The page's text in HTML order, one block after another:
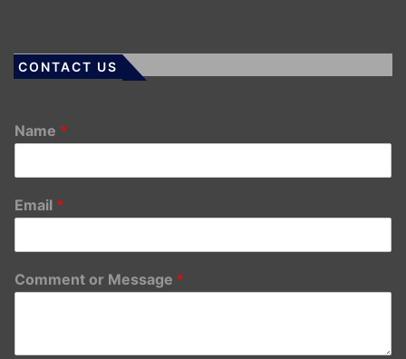
CONTACT US
Name *
Email *
Comment or Message *